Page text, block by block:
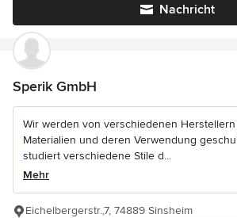
Nachricht
Sperik GmbH
Wir werden von verschiedenen
Materialien und deren Verwendung
studiert verschiedene Stile d...
Mehr
Eichelbergerstr.,7, 74889 Sinsheim